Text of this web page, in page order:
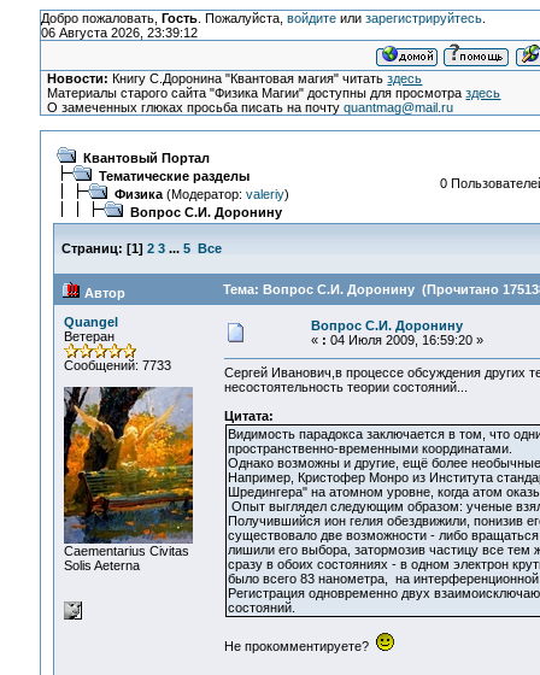
Добро пожаловать, Гость. Пожалуйста, войдитеили зарегистрируйтесь.
06 Августа 2026, 23:39:12
Новости: Книгу С.Доронина "Квантовая магия" читатьздесь
Материалы старого сайта "Физика Магии" доступны для просмотраздесь
О замеченных глюках просьба писать на почтуquantmag@mail.ru
Квантовый Портал
Тематические разделы
Физика(Модератор: valeriy)
Вопрос С.И. Доронину
0
Страниц: [1] 2 3 ... 5 Все
Автор Тема: Вопрос С.И. Доронину (Прочитано
Quangel
Ветеран
Сообщений: 7733
Сaementarius Civitas
Solis Aeterna
Вопрос С.И. Доронину
« : 04 Июля 2009, 16:59:20 »
Сергей Иванович,в процессе обсуждения других
несостоятельность теории состояний...
Цитата:
Видимость парадокса заключается в том, что
пространственно-временными координатами.
Однако возможны и другие, ещё более
Например, Кристофер Монро из Института
Шредингера" на атомном уровне, когда атом
Опыт выглядел следующим образом: ученые
Получившийся ион гелия обездвижили, понизив
существовало две возможности - либо
лишили его выбора, затормозив частицу все тем
сразу в обоих состояниях - в одном электрон
было всего 83 нанометра, на
Регистрация одновременно двух
состояний.
Не прокомментируете?